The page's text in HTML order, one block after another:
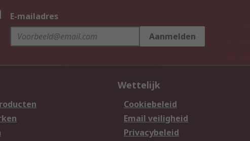
E-mailadres
Aanmelden
Wettelijk
Cookiebeleid
Email veiligheid
Privacybeleid